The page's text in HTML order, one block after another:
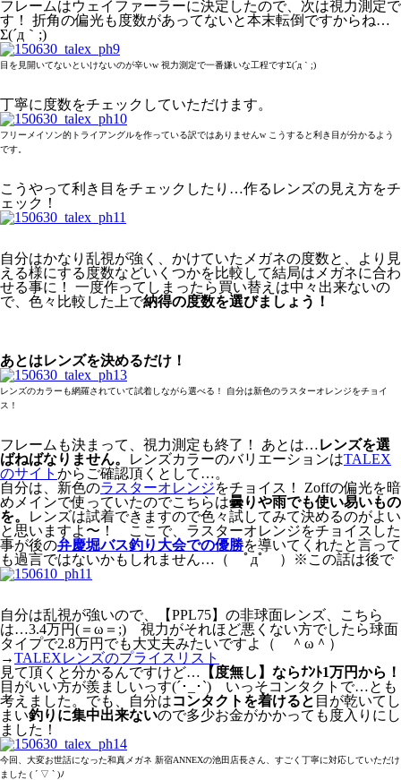
フレームはウェイファーラーに決定したので、次は視力測定で
す！ 折角の偏光も度数があってないと本末転倒ですからね…
Σ(´д｀;)
目を見開いてないといけないのが辛いw 視力測定で一番嫌いな工程ですΣ(´д｀;)
丁寧に度数をチェックしていただけます。
フリーメイソン的トライアングルを作っている訳ではありませんw こうすると利き目が分かるよう
です。
こうやって利き目をチェックしたり…作るレンズの見え方をチ
ェック！
自分はかなり乱視が強く、かけていたメガネの度数と、より見
える様にする度数などいくつかを比較して結局はメガネに合わ
せる事に！ 一度作ってしまったら買い替えは中々出来ないの
で、色々比較した上で納得の度数を選びましょう！
あとはレンズを決めるだけ！
レンズのカラーも網羅されていて試着しながら選べる！ 自分は新色のラスターオレンジをチョイ
ス！
フレームも決まって、視力測定も終了！ あとは…レンズを選
ばねばなりません。
レンズカラーのバリエーションはTALEX
のサイト からご確認頂くとして…。
自分は、新色のラスターオレンジをチョイス！ Zoffの偏光を暗
めメインで使っていたのでこちらは曇りや雨でも使い易いもの
を。
レンズは試着できますので色々試してみて決めるのがよい
と思いますよ〜！ ここで、ラスターオレンジをチョイスした
事が後の弁慶堀バス釣り大会での優勝を導いてくれたと言って
も過言ではないかもしれません…（ ﾟдﾟ ）※この話は後で
自分は乱視が強いので、【PPL75】の非球面レンズ、こちら
は…3.4万円(＝ω＝;) 視力がそれほど悪くない方でしたら球面
タイプで2.8万円でも大丈夫みたいですよ（ ＾ω＾）
→TALEXレンズのプライスリスト
見て頂くと分かるんですけど… 【度無し】ならﾅﾝﾄ1万円から！
目がいい方が羨ましいっす(´･_･`) いっそコンタクトで…とも
考えました。でも、自分はコンタクトを着けると 目が乾いてし
まい釣りに集中出来ないので多少お金がかかっても度入りにし
ました！
今回、大変お世話になった和真メガネ 新宿ANNEXの池田店長さん、すごく丁寧に対応していただけ
ました ( ´ ▽ ` )ﾉ